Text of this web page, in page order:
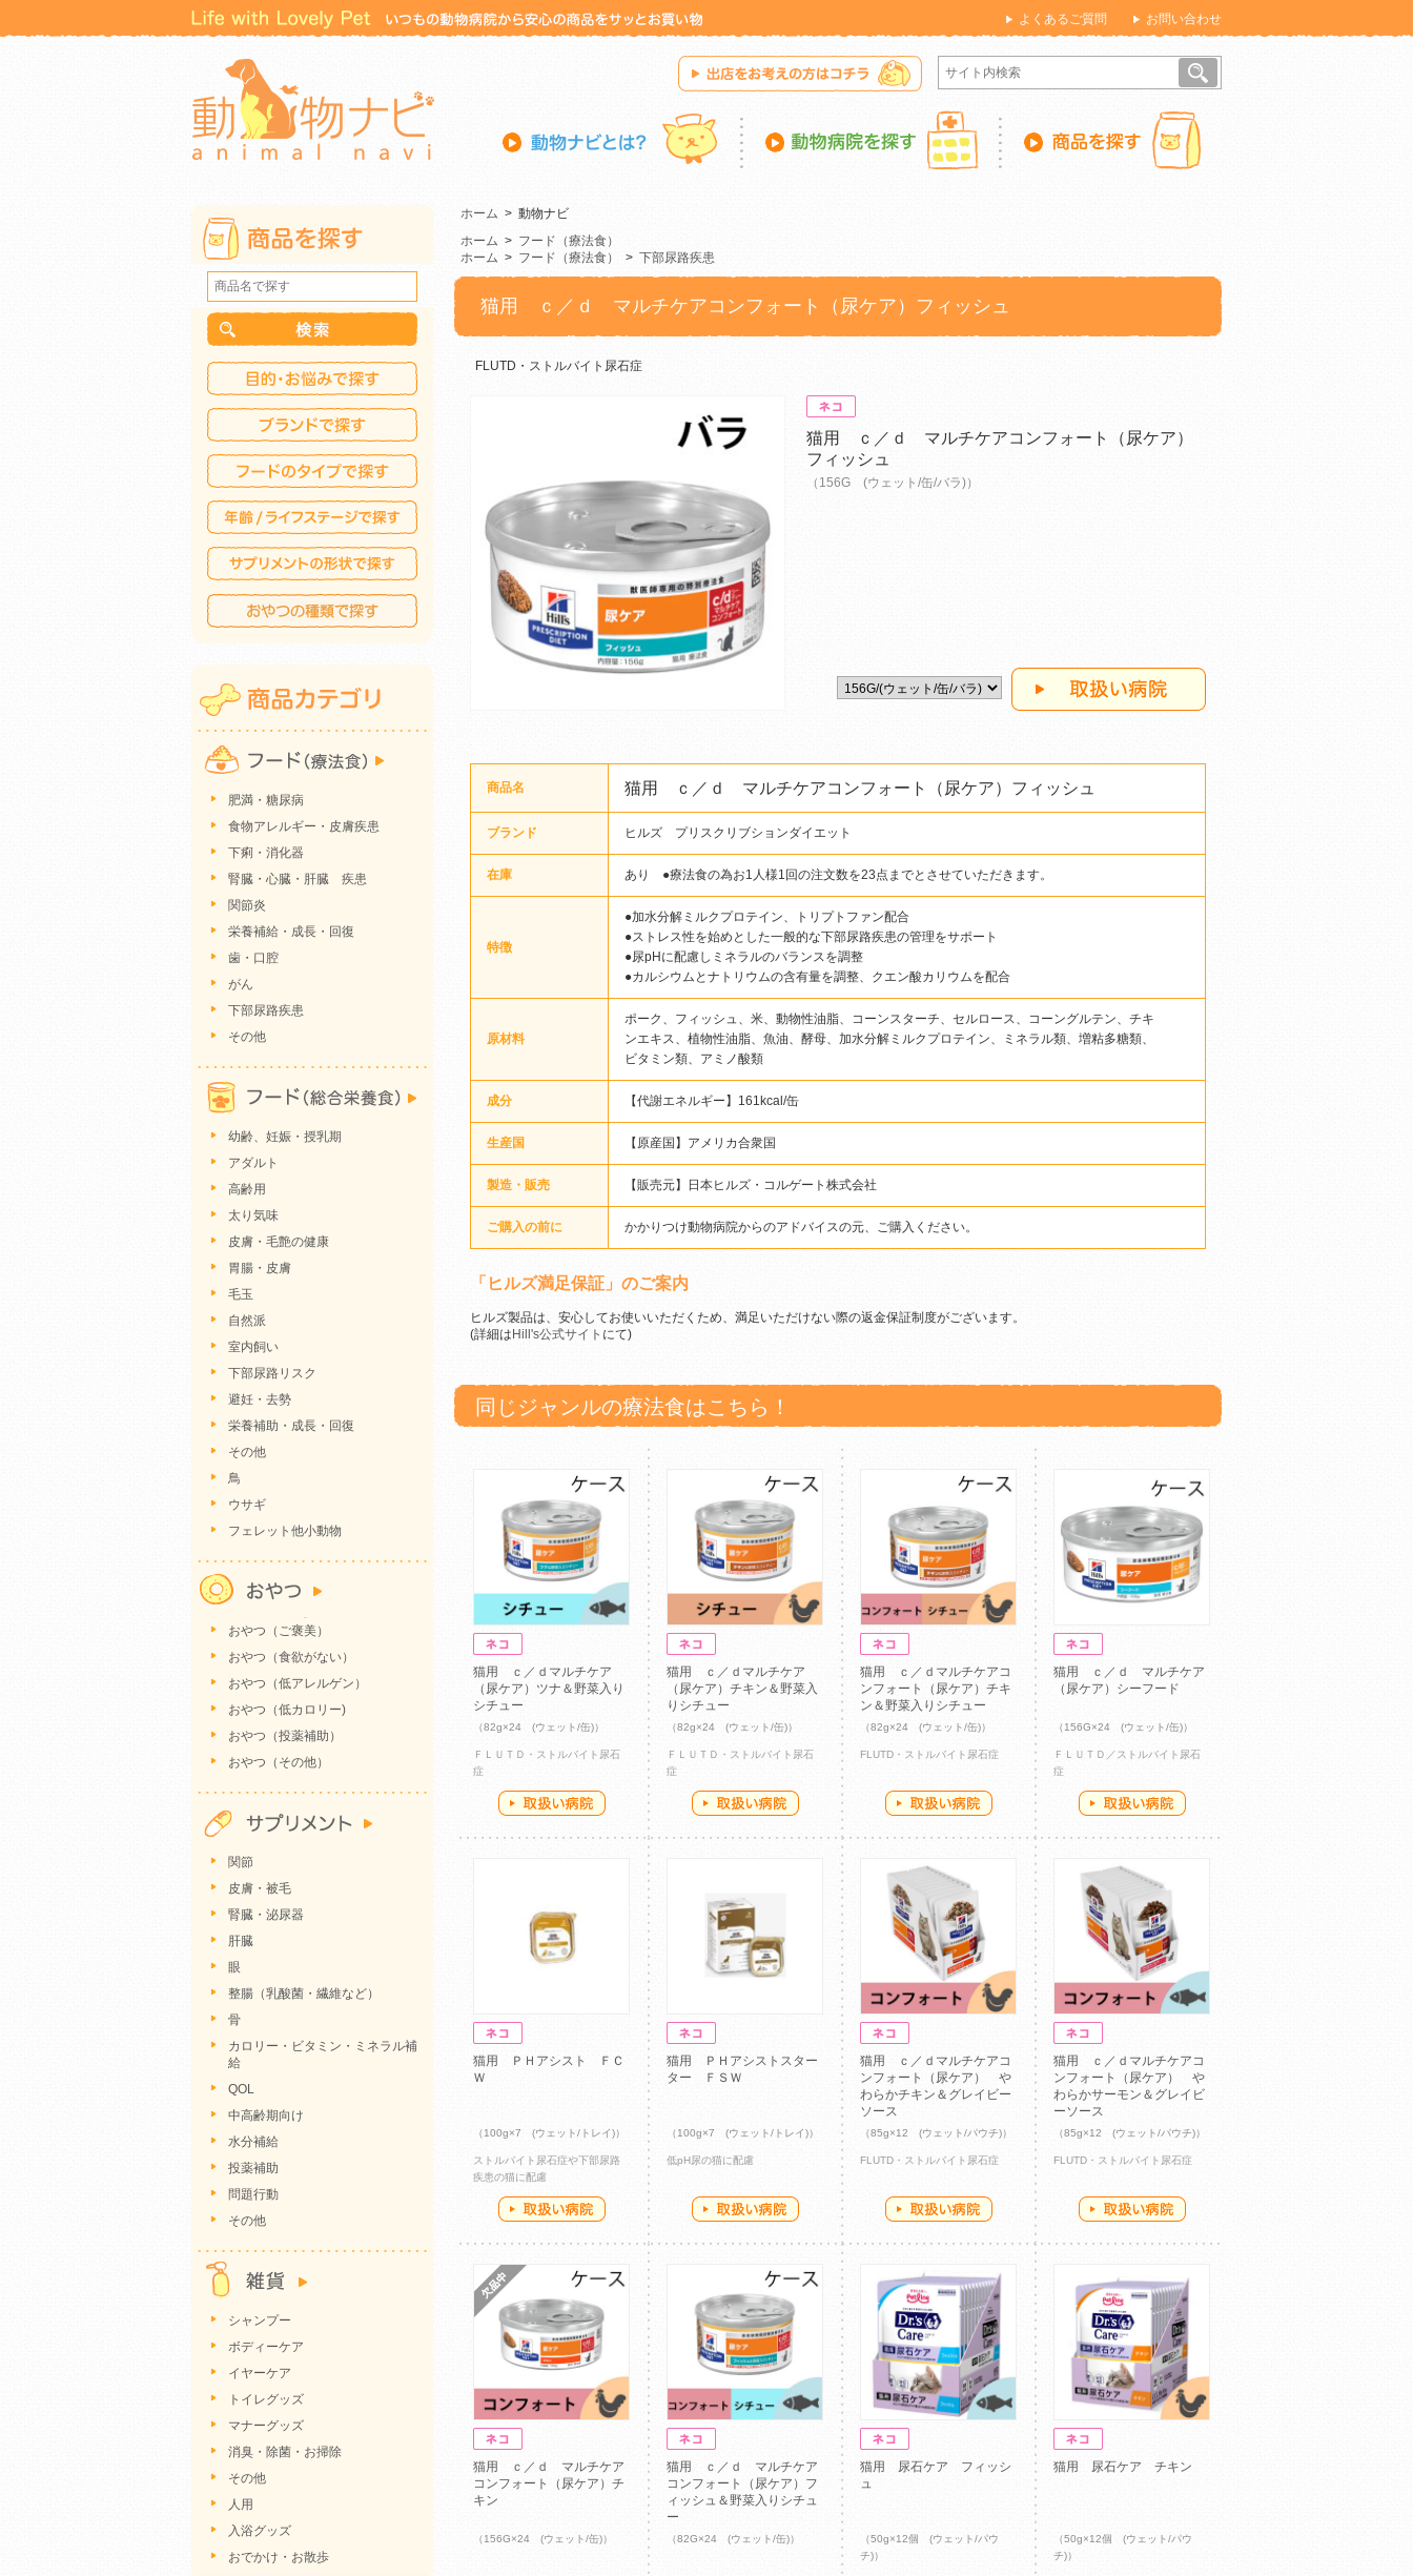
よくあるご質問 お問い合わせ
ホーム > 動物ナビ
ホーム > フード（療法食）
ホーム > フード（療法食） > 下部尿路疾患
猫用 ｃ／ｄ マルチケアコンフォート（尿ケア）フィッシュ
FLUTD・ストルバイト尿石症
猫用 ｃ／ｄ マルチケアコンフォート（尿ケア）
フィッシュ
（156G (ウェット/缶/バラ)）
商品名 猫用 ｃ／ｄ マルチケアコンフォート（尿ケア）フィッシュ
ブランド ヒルズ プリスクリブションダイエット
在庫 あり ●療法食の為お1人様1回の注文数を23点までとさせていただきます。
特徴
●加水分解ミルクプロテイン、トリプトファン配合
●ストレス性を始めとした一般的な下部尿路疾患の管理をサポート
●尿pHに配慮しミネラルのバランスを調整
●カルシウムとナトリウムの含有量を調整、クエン酸カリウムを配合
原材料
ポーク、フィッシュ、米、動物性油脂、コーンスターチ、セルロース、コーングルテン、チキ
ンエキス、植物性油脂、魚油、酵母、加水分解ミルクプロテイン、ミネラル類、増粘多糖類、
ビタミン類、アミノ酸類
成分 【代謝エネルギー】161kcal/缶
生産国 【原産国】アメリカ合衆国
製造・販売 【販売元】日本ヒルズ・コルゲート株式会社
ご購入の前に かかりつけ動物病院からのアドバイスの元、ご購入ください。
「ヒルズ満足保証」のご案内
ヒルズ製品は、安心してお使いいただくため、満足いただけない際の返金保証制度がございます。
(詳細は Hill's公式サイト にて)
同じジャンルの療法食はこちら！
猫用 ｃ／ｄマルチケア
（尿ケア）ツナ＆野菜入り
シチュー
（82g×24 (ウェット/缶)）
ＦＬＵＴＤ・ストルバイト尿石
症
猫用 ｃ／ｄマルチケア
（尿ケア）チキン＆野菜入
りシチュー
（82g×24 (ウェット/缶)）
ＦＬＵＴＤ・ストルバイト尿石
症
猫用 ｃ／ｄマルチケアコ
ンフォート（尿ケア）チキ
ン＆野菜入りシチュー
（82g×24 (ウェット/缶)）
FLUTD・ストルバイト尿石症
猫用 ｃ／ｄ マルチケア
（尿ケア）シーフード
（156G×24 (ウェット/缶)）
ＦＬＵＴＤ／ストルバイト尿石
症
猫用 ＰＨアシスト ＦＣ
Ｗ
（100g×7 (ウェット/トレイ)）
ストルバイト尿石症や下部尿路
疾患の猫に配慮
猫用 ＰＨアシストスター
ター ＦＳＷ
（100g×7 (ウェット/トレイ)）
低pH尿の猫に配慮
猫用 ｃ／ｄマルチケアコ
ンフォート（尿ケア） や
わらかチキン＆グレイビー
ソース
（85g×12 (ウェット/パウチ)）
FLUTD・ストルバイト尿石症
猫用 ｃ／ｄマルチケアコ
ンフォート（尿ケア） や
わらかサーモン＆グレイビ
ーソース
（85g×12 (ウェット/パウチ)）
FLUTD・ストルバイト尿石症
猫用 ｃ／ｄ マルチケア
コンフォート（尿ケア）チ
キン
（156G×24 (ウェット/缶)）
猫用 ｃ／ｄ マルチケア
コンフォート（尿ケア）フ
ィッシュ＆野菜入りシチュ
ー
（82G×24 (ウェット/缶)）
猫用 尿石ケア フィッシ
ュ
（50g×12個 (ウェット/パウ
チ)）
猫用 尿石ケア チキン
（50g×12個 (ウェット/パウ
チ)）
肥満・糖尿病
食物アレルギー・皮膚疾患
下痢・消化器
腎臓・心臓・肝臓 疾患
関節炎
栄養補給・成長・回復
歯・口腔
がん
下部尿路疾患
その他
幼齢、妊娠・授乳期
アダルト
高齢用
太り気味
皮膚・毛艶の健康
胃腸・皮膚
毛玉
自然派
室内飼い
下部尿路リスク
避妊・去勢
栄養補助・成長・回復
その他
鳥
ウサギ
フェレット他小動物
おやつ（ご褒美）
おやつ（食欲がない）
おやつ（低アレルゲン）
おやつ（低カロリー)
おやつ（投薬補助）
おやつ（その他）
関節
皮膚・被毛
腎臓・泌尿器
肝臓
眼
整腸（乳酸菌・繊維など）
骨
カロリー・ビタミン・ミネラル補
給
QOL
中高齢期向け
水分補給
投薬補助
問題行動
その他
シャンプー
ボディーケア
イヤーケア
トイレグッズ
マナーグッズ
消臭・除菌・お掃除
その他
人用
入浴グッズ
おでかけ・お散歩